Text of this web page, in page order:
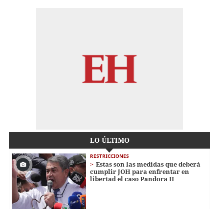
LO ÚLTIMO
RESTRICCIONES
Estas son las medidas que deberá
cumplir JOH para enfrentar en
libertad el caso Pandora II